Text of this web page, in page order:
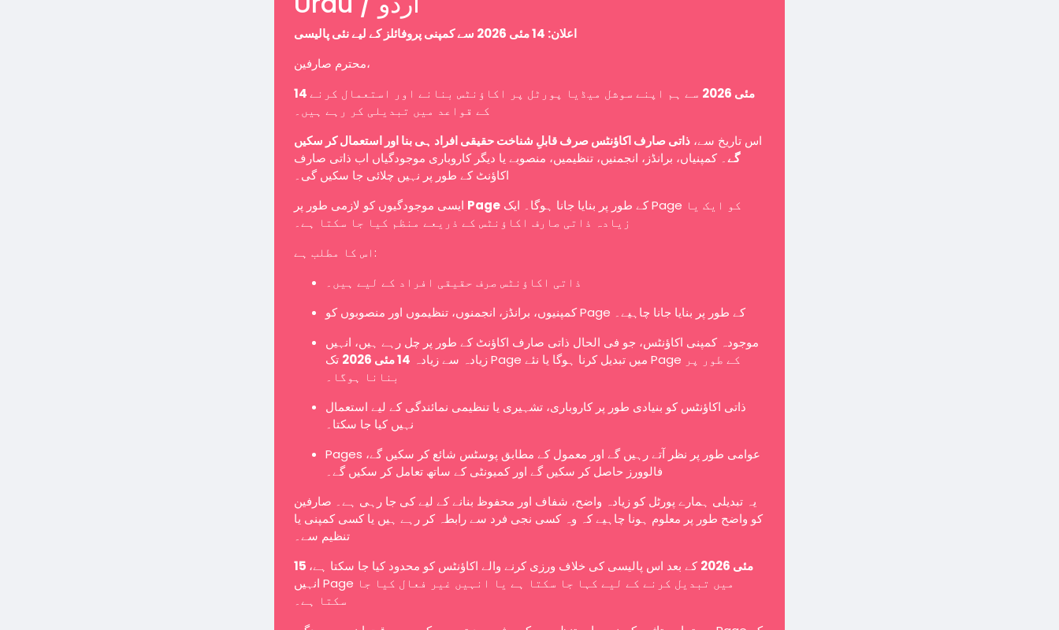
اعلان: 14 مئی 2026 سے کمپنی پروفائلز کے لیے نئی پالیسی
محترم صارفین،
14 مئی 2026
سے ہم اپنے سوشل میڈیا پورٹل پر اکاؤنٹس بنانے اور استعمال کرنے
کے قواعد میں تبدیلی کر رہے ہیں۔
اس تاریخ سے، ذاتی صارف اکاؤنٹس صرف قابلِ شناخت حقیقی افراد ہی بنا اور استعمال کر سکیں
گے۔ کمپنیاں، برانڈز، انجمنیں، تنظیمیں، منصوبے یا دیگر کاروباری موجودگیاں اب ذاتی صارف
اکاؤنٹ کے طور پر نہیں چلائی جا سکیں گی۔
Page
زیادہ ذاتی صارف اکاؤنٹس کے ذریعے منظم کیا جا سکتا ہے۔
اس کا مطلب ہے:
ذاتی اکاؤنٹس صرف حقیقی افراد کے لیے ہیں۔
کمپنیوں، برانڈز، انجمنوں، تنظیموں اور منصوبوں کو Page کے طور پر بنایا جانا چاہیے۔
موجودہ کمپنی اکاؤنٹس، جو فی الحال ذاتی صارف اکاؤنٹ کے طور پر چل رہے ہیں، انہیں
زیادہ سے زیادہ 14 مئی 2026
تک Page میں تبدیل کرنا ہوگا یا نئے Page کے طور پر
بنانا ہوگا۔
ذاتی اکاؤنٹس کو بنیادی طور پر کاروباری، تشہیری یا تنظیمی نمائندگی کے لیے استعمال
نہیں کیا جا سکتا۔
Pages عوامی طور پر نظر آتے رہیں گے اور معمول کے مطابق پوسٹس شائع کر سکیں گے،
فالوورز حاصل کر سکیں گے اور کمیونٹی کے ساتھ تعامل کر سکیں گے۔
یہ تبدیلی ہمارے پورٹل کو زیادہ واضح، شفاف اور محفوظ بنانے کے لیے کی جا رہی ہے۔ صارفین
کو واضح طور پر معلوم ہونا چاہیے کہ وہ کسی نجی فرد سے رابطہ کر رہے ہیں یا کسی کمپنی یا
تنظیم سے۔
15 مئی 2026
کے بعد اس پالیسی کی خلاف ورزی کرنے والے اکاؤنٹس کو محدود کیا جا سکتا ہے،
انہیں Page میں تبدیل کرنے کے لیے کہا جا سکتا ہے یا انہیں غیر فعال کیا جا
سکتا ہے۔